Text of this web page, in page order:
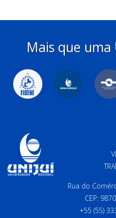
Mais que
Rua do
CEP:
+55 (55)